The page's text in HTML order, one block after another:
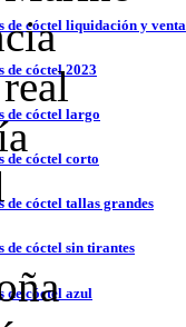
de cóctel liquidación y venta
de cóctel 2023
de cóctel largo
de cóctel corto
de cóctel tallas grandes
de cóctel sin tirantes
de cóctel azul